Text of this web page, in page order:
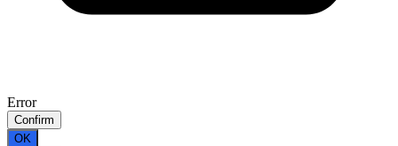
Error
Confirm
OK